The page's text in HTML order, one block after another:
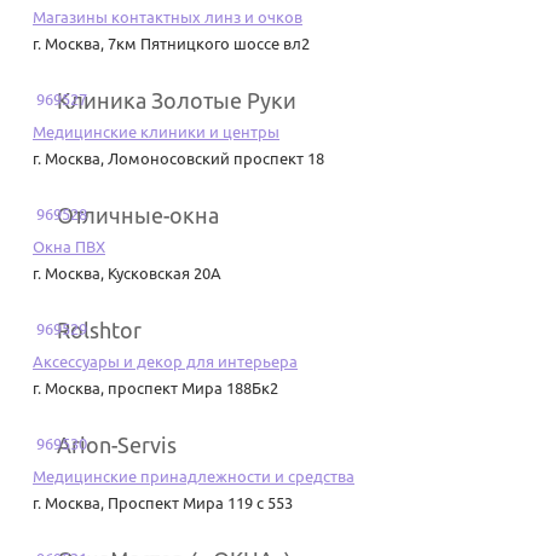
Магазины контактных линз и очков
г. Москва, 7км Пятницкого шоссе вл2
969527
Клиника Золотые Руки
Медицинские клиники и центры
г. Москва, Ломоносовский проспект 18
969528
Отличные-окна
Окна ПВХ
г. Москва, Кусковская 20А
969529
Rolshtor
Аксессуары и декор для интерьера
г. Москва, проспект Мира 188Бк2
969530
Arion-Servis
Медицинские принадлежности и средства
г. Москва, Проспект Мира 119 с 553